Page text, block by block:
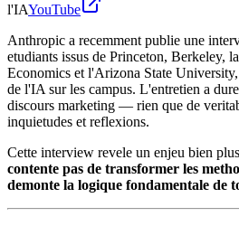
l'IAYouTube
Anthropic a recemment publie une
etudiants issus de Princeton, Berkeley,
Economics et l'Arizona State
de l'IA sur les campus. L'entretien a
discours marketing — rien que de
inquietudes et reflexions.
Cette interview revele un enjeu bien
contente pas de transformer les
demonte la logique fondamentale de